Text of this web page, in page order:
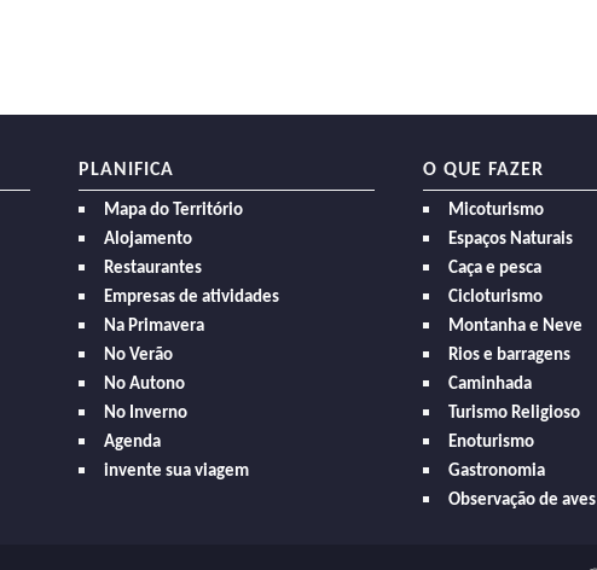
PLANIFICA
Mapa do Território
Alojamento
Restaurantes
Empresas de atividades
Na Primavera
No Verão
No Autono
No Inverno
Agenda
invente sua viagem
O QUE FAZER
Micoturismo
Espaços Naturais
Caça e pesca
Cicloturismo
Montanha e Neve
Rios e barragens
Caminhada
Turismo Religioso
Enoturismo
Gastronomia
Observação de aves